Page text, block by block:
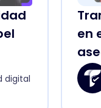
digital
en